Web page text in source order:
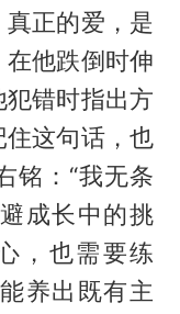
正的爱，是
他跌倒时伸
错时指出方
这句话，也
铭：“我无条
成长中的挑
，也需要练
养出既有主